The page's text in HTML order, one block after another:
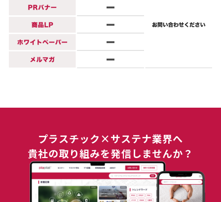
プラスチック×サステナ業界へ
貴社の取り組みを発信しませんか？